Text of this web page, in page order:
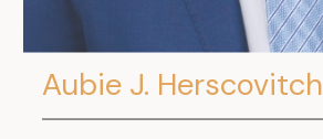
Aubie J. Herscovitch